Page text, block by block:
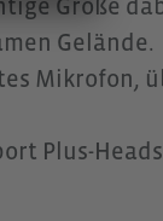
Größe
Gelände.
Mikrofon,
Plus-